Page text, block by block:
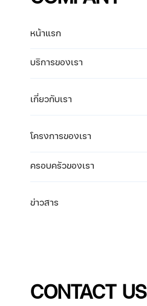
หน้าแรก
บริการของเรา
เกี่ยวกับเรา
โครงการของเรา
ครอบครัวของเรา
ข่าวสาร
CONTACT US